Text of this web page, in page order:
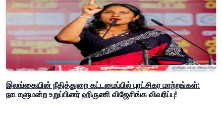
இலங்கையின் நீதித்துறை கட்டமைப்பில் புரட்சிகர மாற்றங்கள்:
நாடாளுமன்ற உறுப்பினர் ஹிருணி விஜேசிங்க விவரிப்பு!